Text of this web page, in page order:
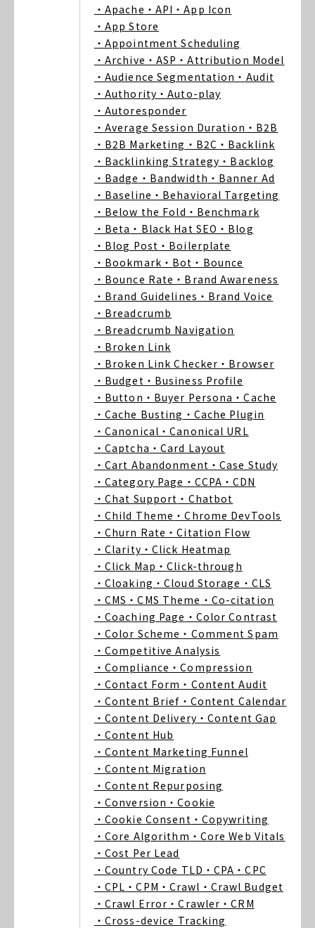
・Apache ・API ・App Icon
・App Store
・Appointment Scheduling
・Archive ・ASP ・Attribution Model
・Audience Segmentation ・Audit
・Authority ・Auto-play
・Autoresponder
・Average Session Duration ・B2B
・B2B Marketing ・B2C ・Backlink
・Backlinking Strategy ・Backlog
・Badge ・Bandwidth ・Banner Ad
・Baseline ・Behavioral Targeting
・Below the Fold ・Benchmark
・Beta ・Black Hat SEO ・Blog
・Blog Post ・Boilerplate
・Bookmark ・Bot ・Bounce
・Bounce Rate ・Brand Awareness
・Brand Guidelines ・Brand Voice
・Breadcrumb
・Breadcrumb Navigation
・Broken Link
・Broken Link Checker ・Browser
・Budget ・Business Profile
・Button ・Buyer Persona ・Cache
・Cache Busting ・Cache Plugin
・Canonical ・Canonical URL
・Captcha ・Card Layout
・Cart Abandonment ・Case Study
・Category Page ・CCPA ・CDN
・Chat Support ・Chatbot
・Child Theme ・Chrome DevTools
・Churn Rate ・Citation Flow
・Clarity ・Click Heatmap
・Click Map ・Click-through
・Cloaking ・Cloud Storage ・CLS
・CMS ・CMS Theme ・Co-citation
・Coaching Page ・Color Contrast
・Color Scheme ・Comment Spam
・Competitive Analysis
・Compliance ・Compression
・Contact Form ・Content Audit
・Content Brief ・Content Calendar
・Content Delivery ・Content Gap
・Content Hub
・Content Marketing Funnel
・Content Migration
・Content Repurposing
・Conversion ・Cookie
・Cookie Consent ・Copywriting
・Core Algorithm ・Core Web Vitals
・Cost Per Lead
・Country Code TLD ・CPA ・CPC
・CPL ・CPM ・Crawl ・Crawl Budget
・Crawl Error ・Crawler ・CRM
・Cross-device Tracking